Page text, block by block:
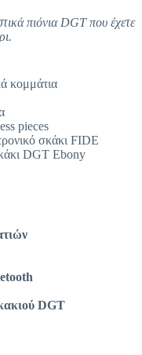
πιόνια DGT που έχετε
κομμάτια
pieces
σκάκι FIDE
DGT Ebony
DGT